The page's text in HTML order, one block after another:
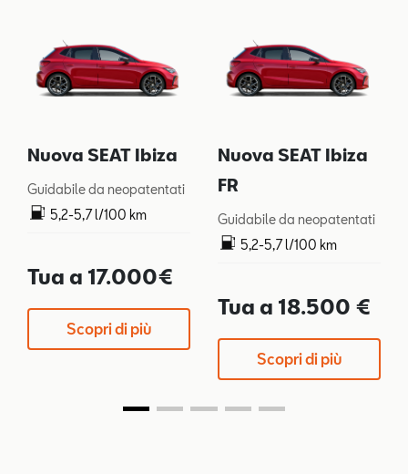
Nuova SEAT Ibiza
Guidabile da neopatentati
5,2-5,7 l/100 km
Tua a 17.000€
Scopri di più
Nuova SEAT Ibiza
FR
Guidabile da neopatentati
5,2-5,7 l/100 km
Tua a 18.500 €
Scopri di più